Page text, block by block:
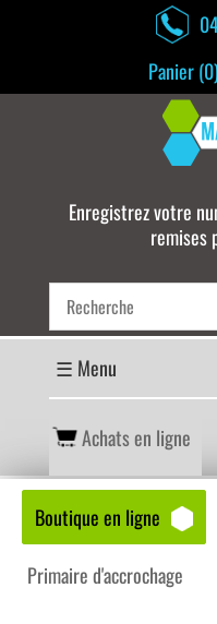
Panier (0)
Enregistrez votre
remises
Achats en ligne
Boutique en ligne
Primaire d'accrochage
Accueil/Boutique
et âme technique/
MOUSSE PU 35KG/